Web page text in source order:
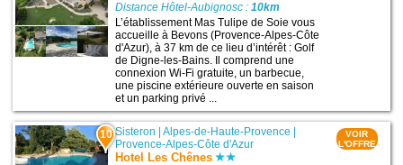
Distance Hôtel-Aubignosc :10km
L’établissement Mas Tulipe de Soie vous
accueille à Bevons (Provence-Alpes-Côte
d'Azur), à 37 km de ce lieu d’intérêt : Golf
de Digne-les-Bains. Il comprend une
connexion Wi-Fi gratuite, un barbecue,
une piscine extérieure ouverte en saison
et un parking privé ...
10 Sisteron |Alpes-de-Haute-Provence |
Provence-Alpes-Côte d'Azur
Hotel Les Chênes
VOIR
L'OFFRE